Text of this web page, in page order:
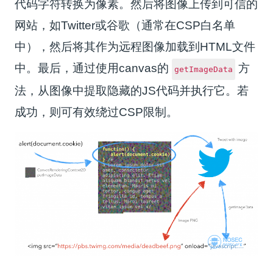
代码字符转换为像素。然后将图像上传到可信的
网站，如Twitter或谷歌（通常在CSP白名单
中），然后将其作为远程图像加载到HTML文件
中。最后，通过使用canvas的
getImageData
方
法，从图像中提取隐藏的JS代码并执行它。若
成功，则可有效绕过CSP限制。